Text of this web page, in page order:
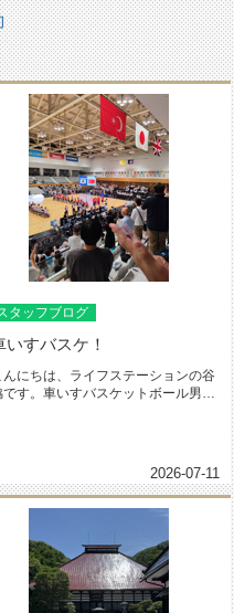
タッフブログ
いすバスケ！
んにちは、ライフステーションの谷
です。車いすバスケットボール男子
2026-07-11